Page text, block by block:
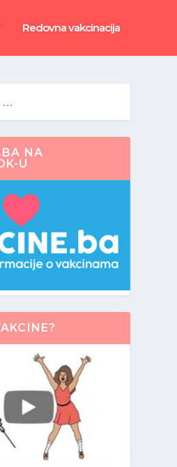
Redovna vakcinacija
NA
U